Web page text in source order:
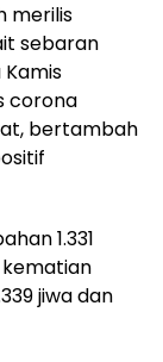
merilis
sebaran
Kamis
corona
bertambah
1.331
kematian
jiwa dan